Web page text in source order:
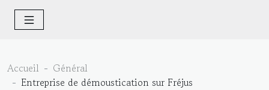
Accueil
Général
Entreprise de démoustication sur Fréjus